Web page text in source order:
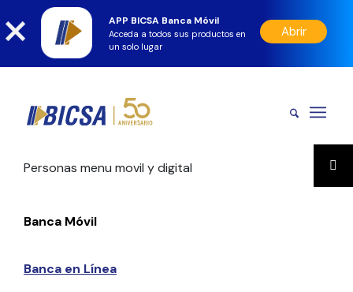
APP BICSA Banca Móvil
Acceda a todos sus productos en
un solo lugar
Abrir
Personas menu movil y digital
Banca Móvil
Banca en Línea